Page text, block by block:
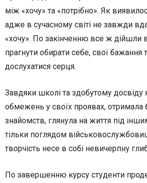
між «хочу» та «потрібно». Як
адже в сучасному світі не завжди
«хочу». По закінченню все ж дійшли
прагнути обирати себе, свої бажання
дослухатися серця.
Завдяки школі та здобутому досвіду
обмежень у своїх проявах, отримала
знайомств, глянула на життя під
тільки поглядом
творчість несе в собі невичерпну
По завершенню курсу студенти